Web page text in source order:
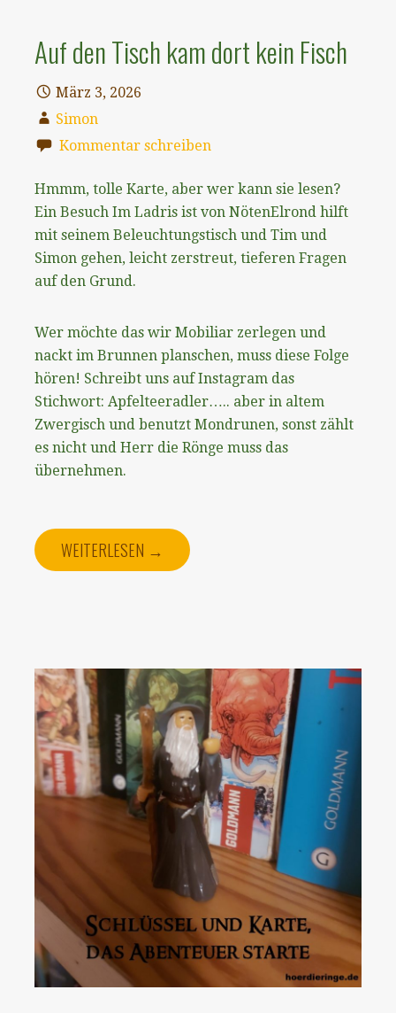
Auf den Tisch kam dort kein Fisch
März 3, 2026
Simon
Kommentar schreiben
Hmmm, tolle Karte, aber wer kann sie lesen?
Ein Besuch Im Ladris ist von NötenElrond hilft
mit seinem Beleuchtungstisch und Tim und
Simon gehen, leicht zerstreut, tieferen Fragen
auf den Grund.
Wer möchte das wir Mobiliar zerlegen und
nackt im Brunnen planschen, muss diese Folge
hören! Schreibt uns auf Instagram das
Stichwort: Apfelteeradler….. aber in altem
Zwergisch und benutzt Mondrunen, sonst zählt
es nicht und Herr die Rönge muss das
übernehmen.
WEITERLESEN →